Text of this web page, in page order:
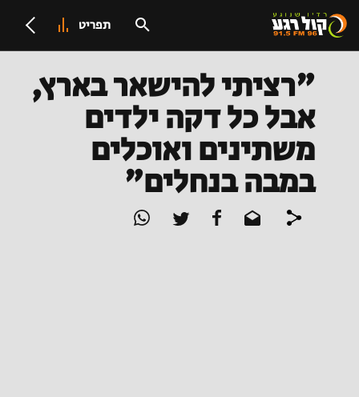
תפריט
"רציתי להישאר בארץ,
אבל כל דקה ילדים
משתינים ואוכלים
במבה בנחלים"